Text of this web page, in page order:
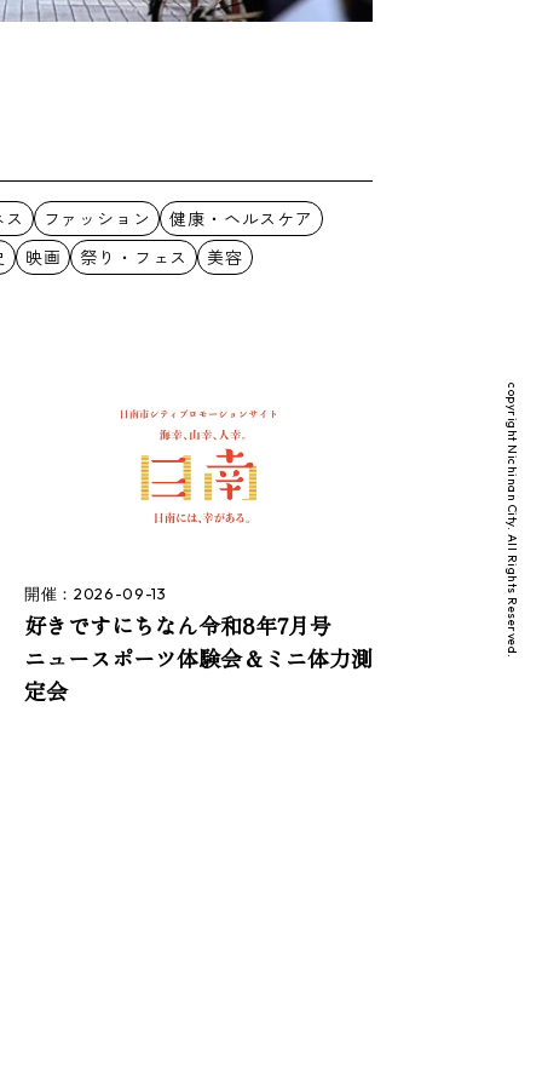
ス ファッション
健康・ヘルスケア
映画 祭り・フェス
美容
開催：2026-09-13
好きですにちなん令和8年7月号
ニュースポーツ体験会＆ミニ体力測
定会
copyright Nichinan City. All Rights Reserved.